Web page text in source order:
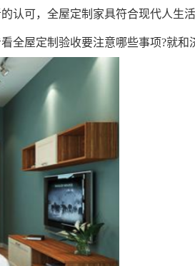
可，全屋定制家具符合现代人生活
全屋定制验收要注意哪些事项?就和